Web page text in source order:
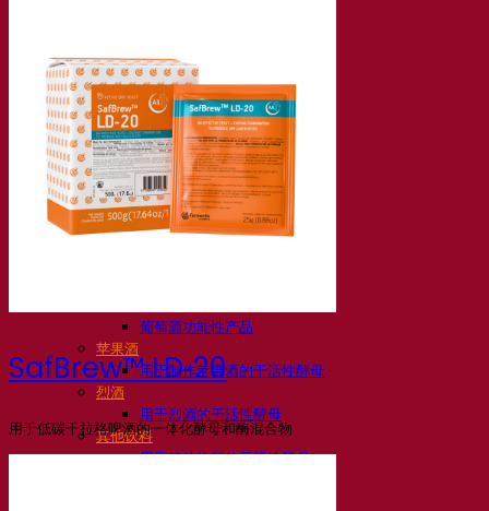
酒水饮料品鉴
发酵解决方案
啤酒
活性干酵母啤酒
细菌
发酵助剂啤酒
啤酒功能性产品
啤酒风格
葡萄酒
葡萄酒功能性产品
苹果酒
用于制作苹果酒的干活性酵母
烈酒
用于烈酒的干活性酵母
其他饮料
用于其他饮料的干活性酵母
SafBrew™ LD‑20
用于低碳干拉格啤酒的一体化酵母和酶混合物